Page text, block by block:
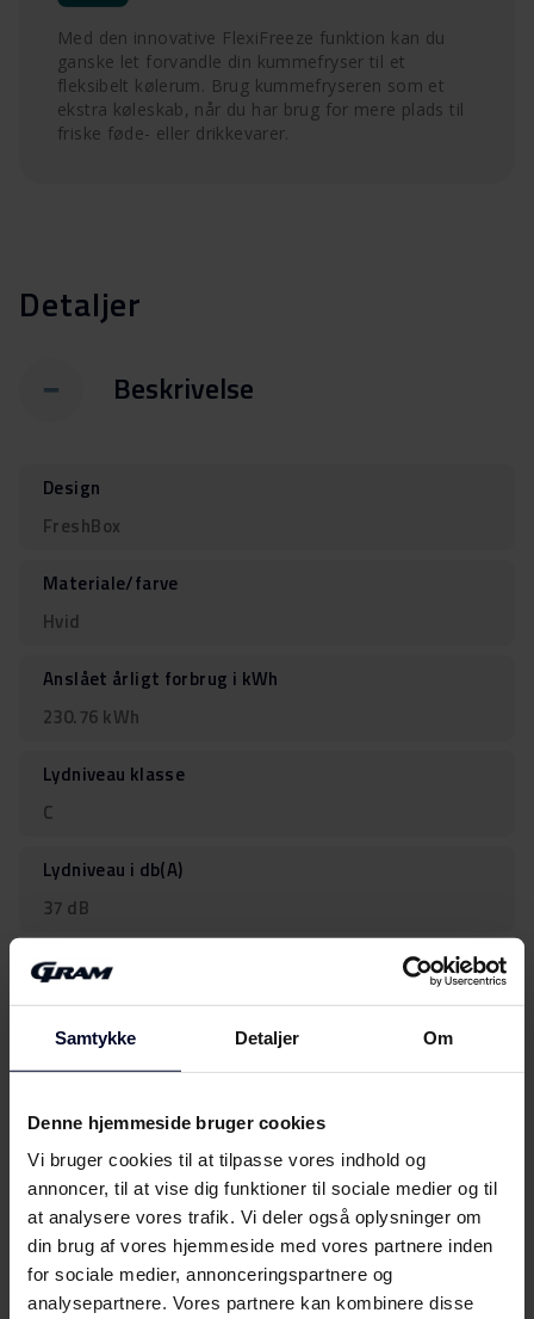
Samtykke Detaljer Om
Denne hjemmeside bruger cookies
Vi bruger cookies til at tilpasse vores indhold og
annoncer, til at vise dig funktioner til sociale medier og til
at analysere vores trafik. Vi deler også oplysninger om
din brug af vores hjemmeside med vores partnere inden
for sociale medier, annonceringspartnere og
analysepartnere. Vores partnere kan kombinere disse
Med den innovative FlexiFreeze funktion kan du
ganske let forvandle din kummefryser til et
fleksibelt kølerum. Brug kummefryseren som et
ekstra køleskab, når du har brug for mere plads til
friske føde- eller drikkevarer.
Detaljer
Beskrivelse
Design
FreshBox
Materiale/farve
Hvid
Anslået årligt forbrug i kWh
230.76 kWh
Lydniveau klasse
C
Lydniveau i db(A)
37 dB
Klimaklasse
SN–N–ST–T
Dørhåndtag
Eksternt med lås
Materiale til håndtag
Plast